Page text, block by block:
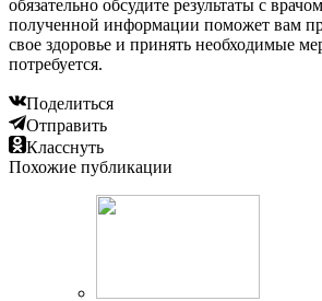
обязательно обсудите результаты с
полученной информации поможет вам
свое здоровье и принять необходимые
потребуется.
Поделиться
Отправить
Класснуть
Похожие публикации